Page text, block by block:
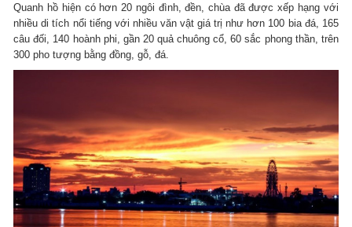
Quanh hồ hiện có hơn 20 ngôi đình, đền, chùa đã được xếp hạng với
nhiều di tích nổi tiếng với nhiều văn vật giá trị như hơn 100 bia đá, 165
câu đối, 140 hoành phi, gần 20 quả chuông cổ, 60 sắc phong thần, trên
300 pho tượng bằng đồng, gỗ, đá.